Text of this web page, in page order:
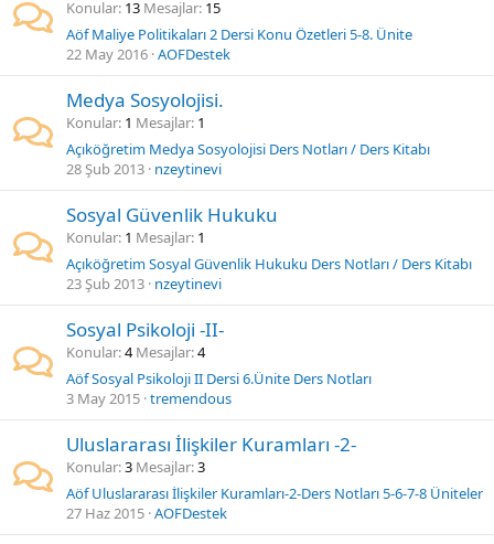
Konular 13 Mesajlar 15
Aöf Maliye Politikaları 2 Dersi Konu Özetleri 5-8. Ünite
22 May 2016 AOFDestek
Medya Sosyolojisi.
Konular 1 Mesajlar 1
Açıköğretim Medya Sosyolojisi Ders Notları / Ders Kitabı
28 Şub 2013 nzeytinevi
Sosyal Güvenlik Hukuku
Konular 1 Mesajlar 1
Açıköğretim Sosyal Güvenlik Hukuku Ders Notları / Ders Kitabı
23 Şub 2013 nzeytinevi
Sosyal Psikoloji -II-
Konular 4 Mesajlar 4
Aöf Sosyal Psikoloji II Dersi 6.Ünite Ders Notları
3 May 2015 tremendous
Uluslararası İlişkiler Kuramları -2-
Konular 3 Mesajlar 3
Aöf Uluslararası İlişkiler Kuramları-2-Ders Notları 5-6-7-8 Üniteler
27 Haz 2015 AOFDestek